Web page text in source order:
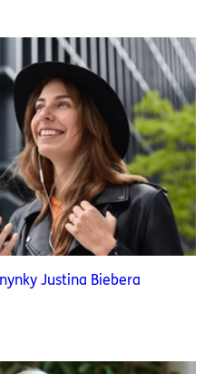
Justina Biebera